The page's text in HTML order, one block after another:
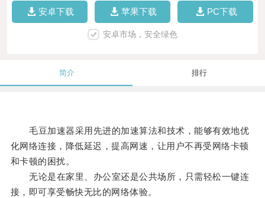
安卓下载 苹果下载 PC下载
安卓市场，安全绿色
简介 排行
毛豆加速器采用先进的加速算法和技术，能够有效地优
化网络连接，降低延迟，提高网速，让用户不再受网络卡顿
和卡顿的困扰。
无论是在家里、办公室还是公共场所，只需轻松一键连
接，即可享受畅快无比的网络体验。